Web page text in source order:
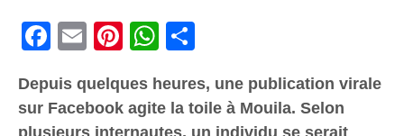
Facebook
Email PinterestWhatsApp
Depuis quelques heures, une publication virale
sur Facebook agite la toile à Mouila. Selon